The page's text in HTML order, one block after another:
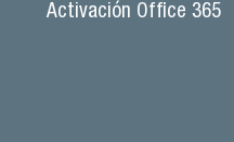
Activación Office 365